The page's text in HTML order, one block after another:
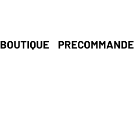
BOUTIQUE PRECOMMANDE